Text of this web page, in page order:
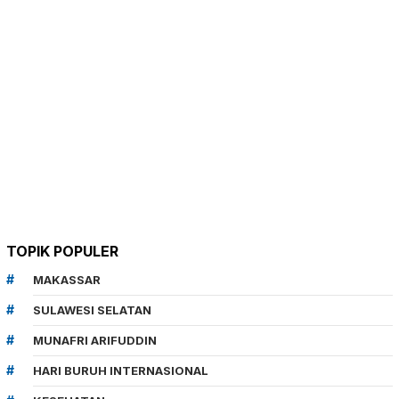
TOPIK POPULER
MAKASSAR
SULAWESI SELATAN
MUNAFRI ARIFUDDIN
HARI BURUH INTERNASIONAL